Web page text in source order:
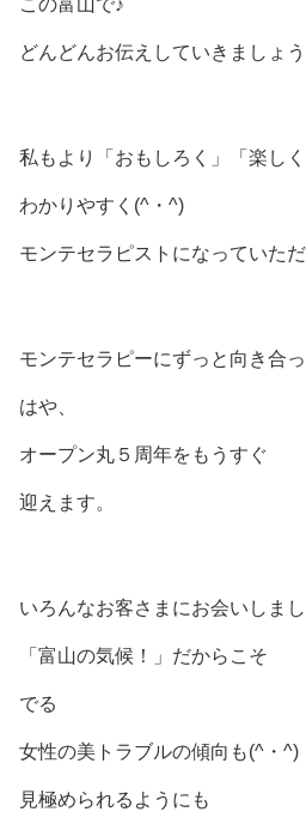
この富山で♪
どんどんお伝えしていきましょう
私もより「おもしろく」「楽し
わかりやすく(^・^)
モンテセラピストになっていた
モンテセラピーにずっと向き合
はや、
オープン丸５周年をもうすぐ
迎えます。
いろんなお客さまにお会いしまし
「富山の気候！」だからこそ
でる
女性の美トラブルの傾向も(^・^)
見極められるようにも